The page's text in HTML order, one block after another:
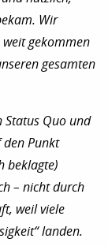
Wir
weit gekommen
gesamten
Status Quo und
den Punkt
beklagte)
– nicht durch
weil viele
landen.